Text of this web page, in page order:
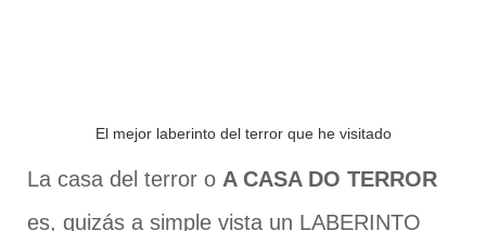
El mejor laberinto del terror que he visitado
La casa del terror o A CASA DO TERROR
es, quizás a simple vista un LABERINTO